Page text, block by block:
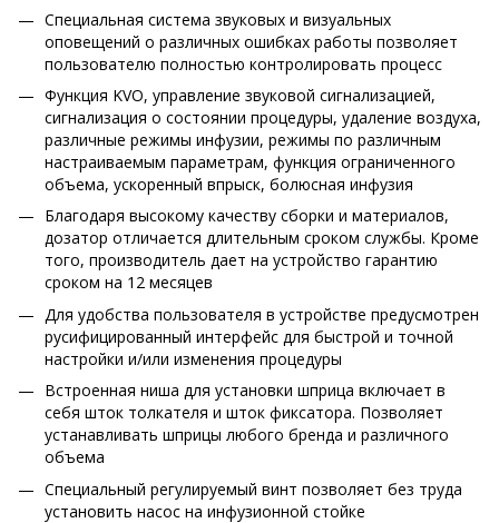
Специальная система звуковых и визуальных
оповещений о различных ошибках работы позволяет
пользователю полностью контролировать процесс
Функция KVO, управление звуковой сигнализацией,
сигнализация о состоянии процедуры, удаление воздуха,
различные режимы инфузии, режимы по различным
настраиваемым параметрам, функция ограниченного
объема, ускоренный впрыск, болюсная инфузия
Благодаря высокому качеству сборки и материалов,
дозатор отличается длительным сроком службы. Кроме
того, производитель дает на устройство гарантию
сроком на 12 месяцев
Для удобства пользователя в устройстве предусмотрен
русифицированный интерфейс для быстрой и точной
настройки и/или изменения процедуры
Встроенная ниша для установки шприца включает в
себя шток толкателя и шток фиксатора. Позволяет
устанавливать шприцы любого бренда и различного
объема
Специальный регулируемый винт позволяет без труда
установить насос на инфузионной стойке